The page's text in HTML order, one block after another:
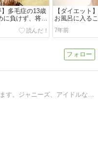
】多毛症の13歳
に負けず、将来
になりたい」
【ダイエット
お風呂に入る
ー燃焼効果
7年前
芸能最新ニュースをご紹介しています。ジャニーズ、アイドルなどの裏話、暴露話をご紹介しています。